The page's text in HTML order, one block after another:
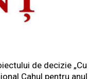
de decizie „Cu
Cahul pentru anul